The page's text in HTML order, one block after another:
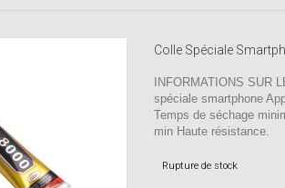
Colle Spéciale
INFORMATIONS SUR
spéciale smartphone
Temps de séchage
min Haute résistance.
Rupture de stock